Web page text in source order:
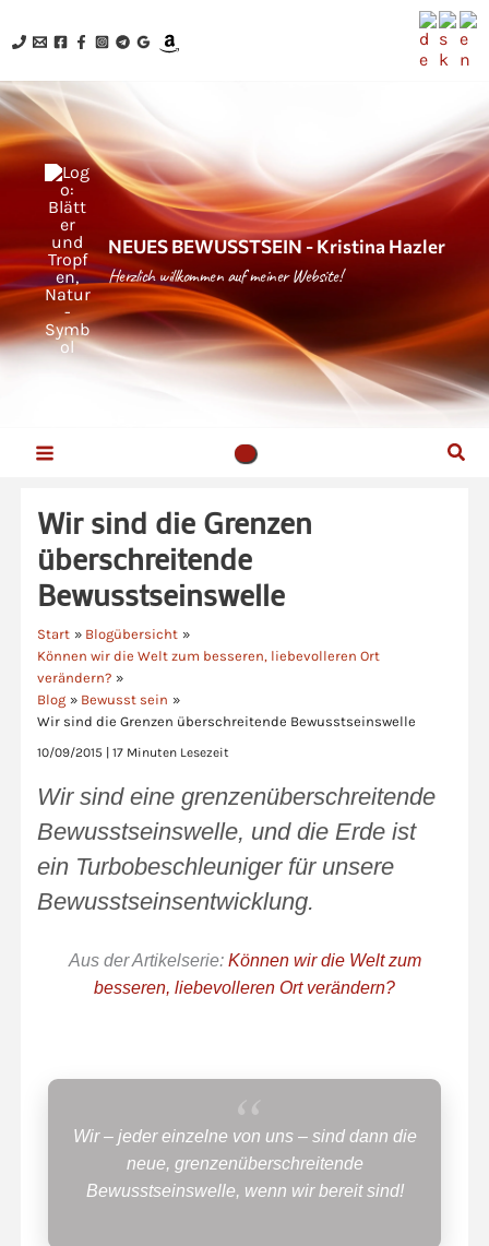
Inhalt
NEUES BEWUSSTSEIN - Kristina Hazler
Herzlich willkommen auf meiner Website!
Wir sind die Grenzen
überschreitende
Bewusstseinswelle
Start
Blogübersicht
Können wir die Welt zum besseren, liebevolleren Ort
verändern?
Blog
Bewusst sein
Wir sind die Grenzen überschreitende Bewusstseinswelle
10/09/2015 17 Minuten Lesezeit
Wir sind eine grenzenüberschreitende
Bewusstseinswelle, und die Erde ist
ein Turbobeschleuniger für unsere
Bewusstseinsentwicklung.
Aus der Artikelserie: Können wir die Welt zum
besseren, liebevolleren Ort verändern?
Wir – jeder einzelne von uns – sind dann die
neue, grenzenüberschreitende
Bewusstseinswelle, wenn wir bereit sind!